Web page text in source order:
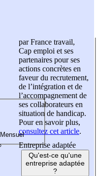
par France travail,
Cap emploi et ses
partenaires pour ses
actions concrètes en
faveur du recrutement,
de l’intégration et de
l’accompagnement de
ses collaborateurs en
situation de handicap.
Pour en savoir plus,
consultez cet article.
Entreprise adaptée
Qu'est-ce qu'une
entreprise adaptée
?